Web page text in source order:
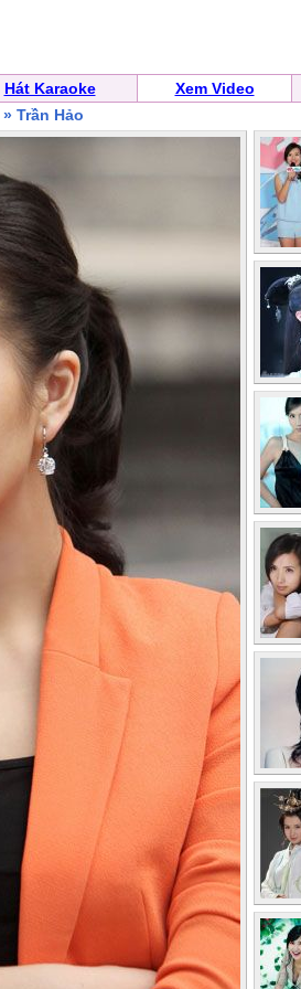
Hát Karaoke Xem Video
» Trần Hảo